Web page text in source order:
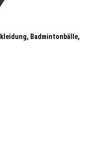
Badmintonbälle,